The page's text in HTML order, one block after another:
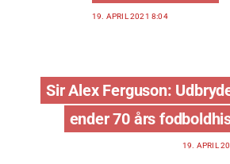
19. APRIL 2021 8:04
Sir Alex Ferguson:
ender 70 års
19. APRIL